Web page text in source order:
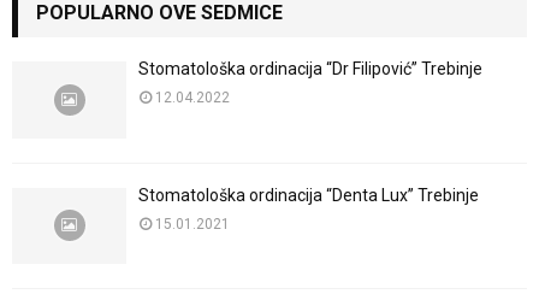
POPULARNO OVE SEDMICE
Stomatološka ordinacija “Dr Filipović” Trebinje
12.04.2022
Stomatološka ordinacija “Denta Lux” Trebinje
15.01.2021